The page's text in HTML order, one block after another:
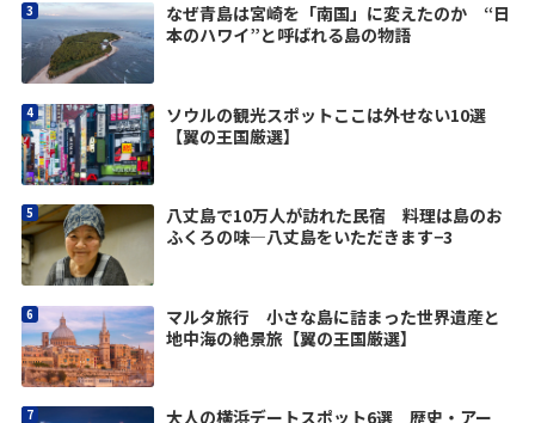
なぜ青島は宮崎を「南国」に変えたのか “日
本のハワイ”と呼ばれる島の物語
ソウルの観光スポットここは外せない10選
【翼の王国厳選】
八丈島で10万人が訪れた民宿 料理は島のお
ふくろの味―八丈島をいただきます−3
マルタ旅行 小さな島に詰まった世界遺産と
地中海の絶景旅【翼の王国厳選】
大人の横浜デートスポット6選 歴史・アー